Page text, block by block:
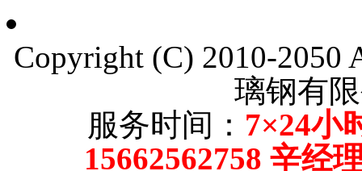
Copyright (C) 2010-2050
璃钢有
服务时间： 7×24小
15662562758 辛